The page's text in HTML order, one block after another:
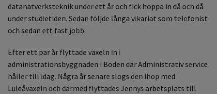
datanätverksteknik under ett år och fick hoppa in då och då
under studietiden. Sedan följde långa vikariat som telefonist
och sedan ett fast jobb.
Efter ett par år flyttade växeln in i
administrationsbyggnaden i Boden där Administrativ service
håller till idag. Några år senare slogs den ihop med
Luleåväxeln och därmed flyttades Jennys arbetsplats till